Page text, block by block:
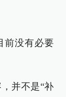
前没有必要
并不是“补